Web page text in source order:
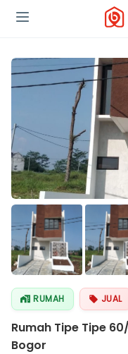
RUMAH JUAL
Rumah Tipe Tipe
Bogor